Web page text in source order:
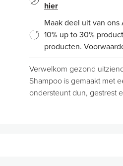
hier
Maak deel uit van
10% up to 30%
producten.
Verwelkom gezond
Shampoo is gemaakt met
ondersteunt dun, gestrest